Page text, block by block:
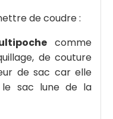
de coudre :
comme
de couture
de sac car elle
sac lune de la